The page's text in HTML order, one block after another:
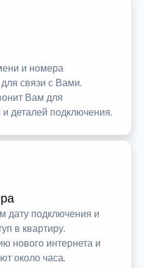
и номера
связи с Вами.
Вам для
деталей подключения.
дату подключения и
в квартиру.
нового интернета и
около часа.